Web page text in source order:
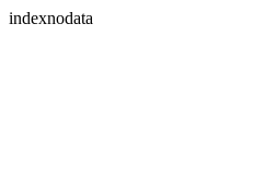
indexnodata